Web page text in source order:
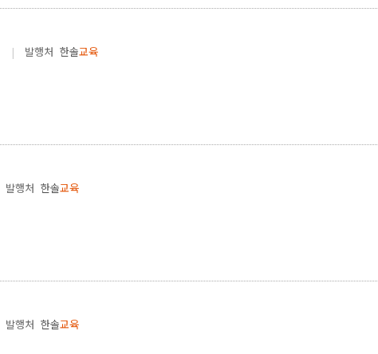
| 발행처 한솔교육
발행처 한솔교육
발행처 한솔교육